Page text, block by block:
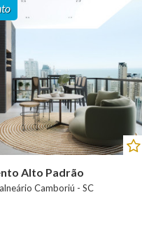
Alto Padrão
Camboriú - SC